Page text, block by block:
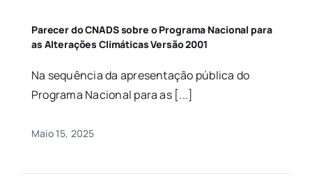
Parecer do CNADS sobre o Programa Nacional para
as Alterações Climáticas Versão 2001
Na sequência da apresentação pública do
Programa Nacional para as [...]
Maio 15, 2025